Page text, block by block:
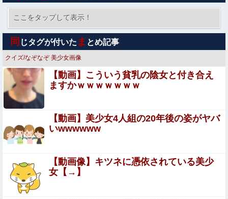
毎日暑いから雪に関連する映画でも観ようと「生きてこ
そ」を借りたのね
住宅営業マン「あっ、遅れてしまってすみませ～ん(笑)」
客「…今日、契約日ですよね？」→こうなるｗｗｗ
熊本県内で◯◯者が現れまくり、通報頻発！災害支援にも
悪影響が及んでしまう…
【閲覧注意】サッカーの試合中に落雷、選手1人が即死す
る瞬間が「伝説級の映像」だと話題に・・・
【画像】 陰キャ女子(18)、脱いだらお○ぱい盛々で眼福ｗ
ｗｗｗｗｗｗｗｗｗｗｗｗｗｗｗ
【画像】漫画家・桂正和、最新のパンツ＆お尻のイラ
スト投稿にネット衝撃「この質感の出し方」「実写か
と思いました」
19/08/22週のゲーム購入検討。今週はスクエニRPG「鬼ノ
ここをタップして表示！
同 じタグが付いた ま とめ記事
クイズ/なぞなぞ 美少女画像
【動画】こういう貧乳の陰女と付き合え
ますかｗｗｗｗｗｗｗ
【動画】美少女4人組の20年後の姿がヤバ
いwwwwww
【動画像】キツネに憑依されている美少
女【→】